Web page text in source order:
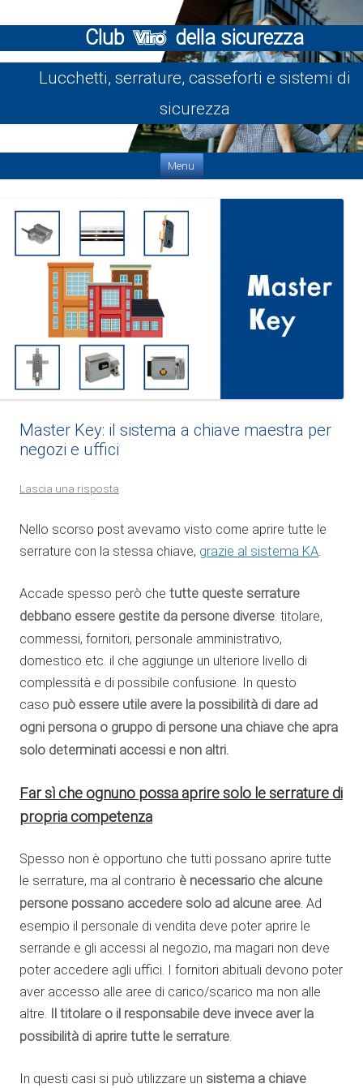
Club della sicurezza
Lucchetti, serrature, casseforti e sistemi di
sicurezza
Menu
Master Key: il sistema a chiave maestra per
negozi e uffici
Lascia una risposta
Nello scorso post avevamo visto come aprire tutte le
serrature con la stessa chiave, grazie al sistema KA.
Accade spesso però che tutte queste serrature
debbano essere gestite da persone diverse: titolare,
commessi, fornitori, personale amministrativo,
domestico etc. il che aggiunge un ulteriore livello di
complessità e di possibile confusione. In questo
caso può essere utile avere la possibilità di dare ad
ogni persona o gruppo di persone una chiave che apra
solo determinati accessi e non altri.
Far sì che ognuno possa aprire solo le serrature di
propria competenza
Spesso non è opportuno che tutti possano aprire tutte
le serrature, ma al contrario è necessario che alcune
persone possano accedere solo ad alcune aree. Ad
esempio il personale di vendita deve poter aprire le
serrande e gli accessi al negozio, ma magari non deve
poter accedere agli uffici. I fornitori abituali devono poter
aver accesso alle aree di carico/scarico ma non alle
altre.
Il titolare o il responsabile deve invece aver la
possibilità di aprire tutte le serrature.
In questi casi si può utilizzare un sistema a chiave